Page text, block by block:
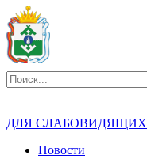
ДЛЯ СЛАБОВИДЯЩИХ
Новости